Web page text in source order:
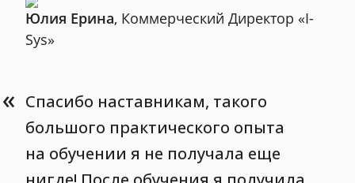
Юлия Ерина, Коммерческий Директор «I-
Sys»
« Спасибо наставникам, такого
большого практического опыта
на обучении я не получала еще